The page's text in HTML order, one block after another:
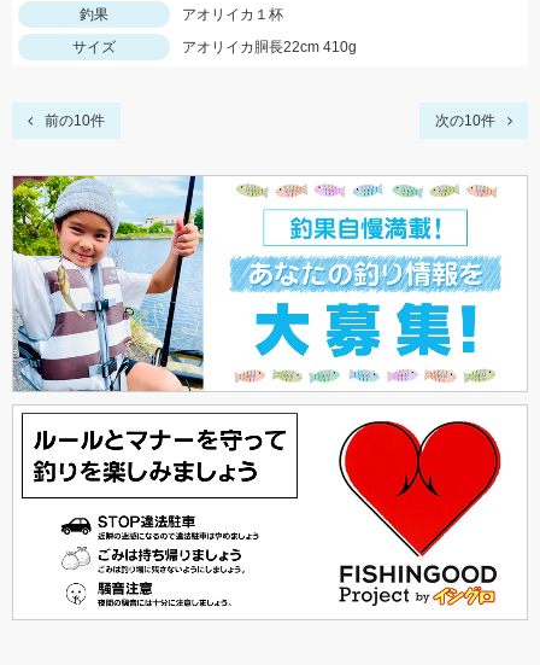
釣果
アオリイカ１杯
サイズ
アオリイカ胴長22cm 410g
前の10件 次の10件